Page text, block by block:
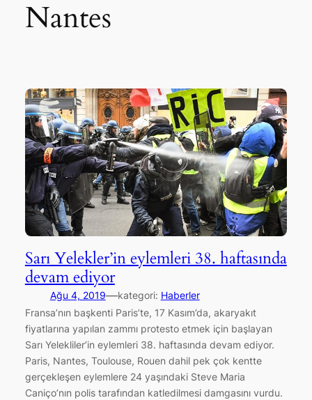
Nantes
Sarı Yelekler’in eylemleri 38. haftasında
devam ediyor
Ağu 4, 2019—kategori: Haberler
Fransa’nın başkenti Paris’te, 17 Kasım’da, akaryakıt
fiyatlarına yapılan zammı protesto etmek için başlayan
Sarı Yelekliler’in eylemleri 38. haftasında devam ediyor.
Paris, Nantes, Toulouse, Rouen dahil pek çok kentte
gerçekleşen eylemlere 24 yaşındaki Steve Maria
Caniço’nın polis tarafından katledilmesi damgasını vurdu.